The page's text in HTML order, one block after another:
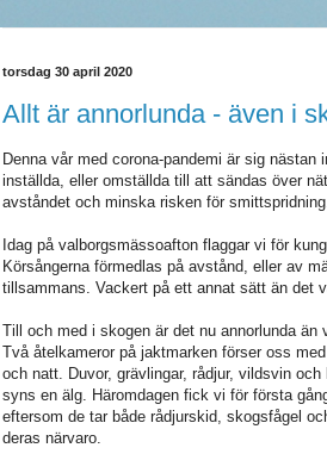
torsdag 30 april 2020
Allt är annorlunda - även i
Denna vår med corona-pandemi är sig
inställda, eller omställda till att sändas över
avståndet och minska risken för smittspridning.
Idag på valborgsmässoafton flaggar vi för
Körsångerna förmedlas på avstånd, eller av
tillsammans. Vackert på ett annat sätt än det
Till och med i skogen är det nu annorlunda
Två åtelkameror på jaktmarken förser oss
och natt. Duvor, grävlingar, rådjur, vildsvin
syns en älg. Häromdagen fick vi för första
eftersom de tar både rådjurskid, skogsfågel
deras närvaro.